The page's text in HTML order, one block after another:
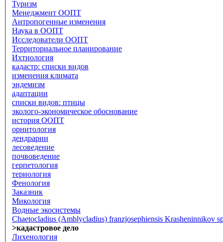
Туризм
Менеджмент ООПТ
Антропогенные изменения
Наука в ООПТ
Исследователи ООПТ
Территориальное планирование
Ихтиология
кадастр: списки видов
изменения климата
эндемизм
адаптации
списки видов: птицы
эколого-экономическое обоснование
история ООПТ
орнитология
дендрарии
лесоведение
почвоведение
герпетология
териология
Фенология
Заказник
Микология
Водные экосистемы
Chaetocladius (Amblycladius) franzjosephiensis Krasheninnikov
>кадастровое дело
Лихенология